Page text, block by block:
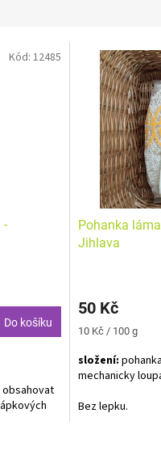
-
Do košíku
obsahovat
Kód: 12485
Pohanka
Jihlava
50 Kč
Měrná
10 Kč / 100 g
složení:
mechanicky
Bez lepku.